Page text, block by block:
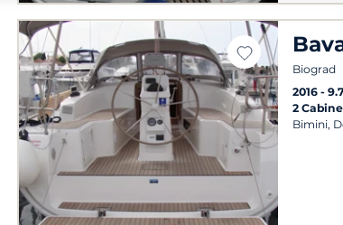
Biograd
2016
2
Bimini,